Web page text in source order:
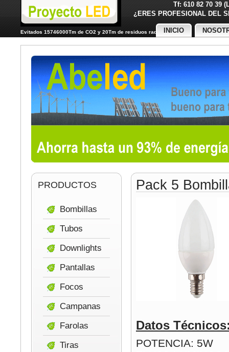
Tf: 610 82 70 39
¿ERES PROFESIONAL
Evitados 15746000Tm de CO2 y 20Tm de residuos radiactivos
INICIO
Pack 5
Datos
POTENCIA: 5W
PRODUCTOS
Bombillas
Tubos
Downlights
Pantallas
Focos
Campanas
Farolas
Tiras